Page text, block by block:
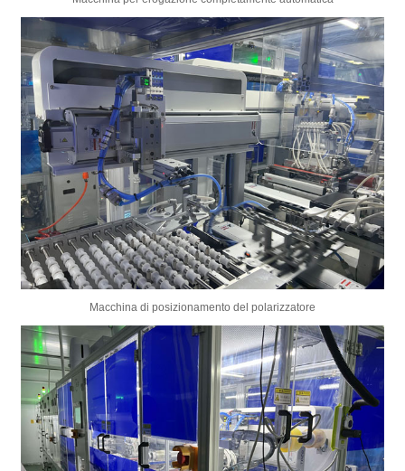
Macchina di posizionamento del polarizzatore